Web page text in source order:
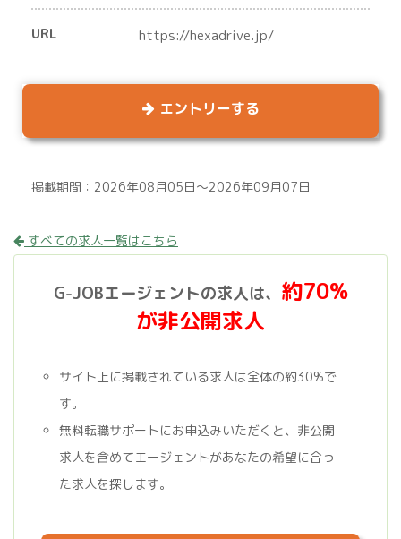
URL https://hexadrive.jp/
エントリーする
掲載期間：2026年08月05日～2026年09月07日
すべての求人一覧はこちら
G-JOBエージェントの求人は、 約70%
が非公開求人
サイト上に掲載されている求人は全体の約30%で
す。
無料転職サポートにお申込みいただくと、非公開
求人を含めてエージェントがあなたの希望に合っ
た求人を探します。